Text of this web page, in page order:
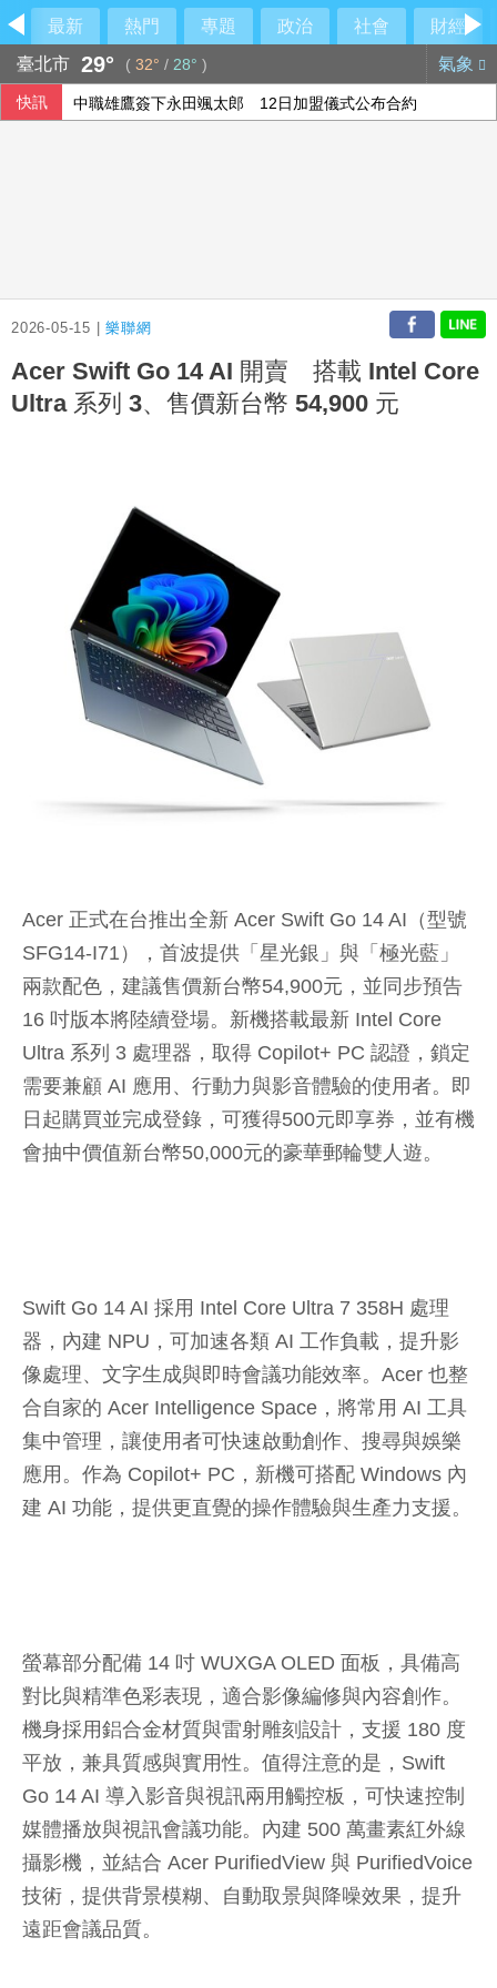
最新 熱門 專題 政治 社會
財經
臺北市 29° ( 32° / 28° ) 氣象
快訊 中職雄鷹簽下永田颯太郎 12日加盟儀式公布合約
2026-05-15 |樂聯網
Acer Swift Go 14 AI 開賣 搭載 Intel Core
Ultra 系列 3、售價新台幣 54,900 元
Acer 正式在台推出全新 Acer Swift Go 14 AI（型號
SFG14-I71），首波提供「星光銀」與「極光藍」
兩款配色，建議售價新台幣54,900元，並同步預告
16 吋版本將陸續登場。新機搭載最新 Intel Core
Ultra 系列 3 處理器，取得 Copilot+ PC 認證，鎖定
需要兼顧 AI 應用、行動力與影音體驗的使用者。即
日起購買並完成登錄，可獲得500元即享券，並有機
會抽中價值新台幣50,000元的豪華郵輪雙人遊。
Swift Go 14 AI 採用 Intel Core Ultra 7 358H 處理
器，內建 NPU，可加速各類 AI 工作負載，提升影
像處理、文字生成與即時會議功能效率。Acer 也整
合自家的 Acer Intelligence Space，將常用 AI 工具
集中管理，讓使用者可快速啟動創作、搜尋與娛樂
應用。作為 Copilot+ PC，新機可搭配 Windows 內
建 AI 功能，提供更直覺的操作體驗與生產力支援。
螢幕部分配備 14 吋 WUXGA OLED 面板，具備高
對比與精準色彩表現，適合影像編修與內容創作。
機身採用鋁合金材質與雷射雕刻設計，支援 180 度
平放，兼具質感與實用性。值得注意的是，Swift
Go 14 AI 導入影音與視訊兩用觸控板，可快速控制
媒體播放與視訊會議功能。內建 500 萬畫素紅外線
攝影機，並結合 Acer PurifiedView 與 PurifiedVoice
技術，提供背景模糊、自動取景與降噪效果，提升
遠距會議品質。